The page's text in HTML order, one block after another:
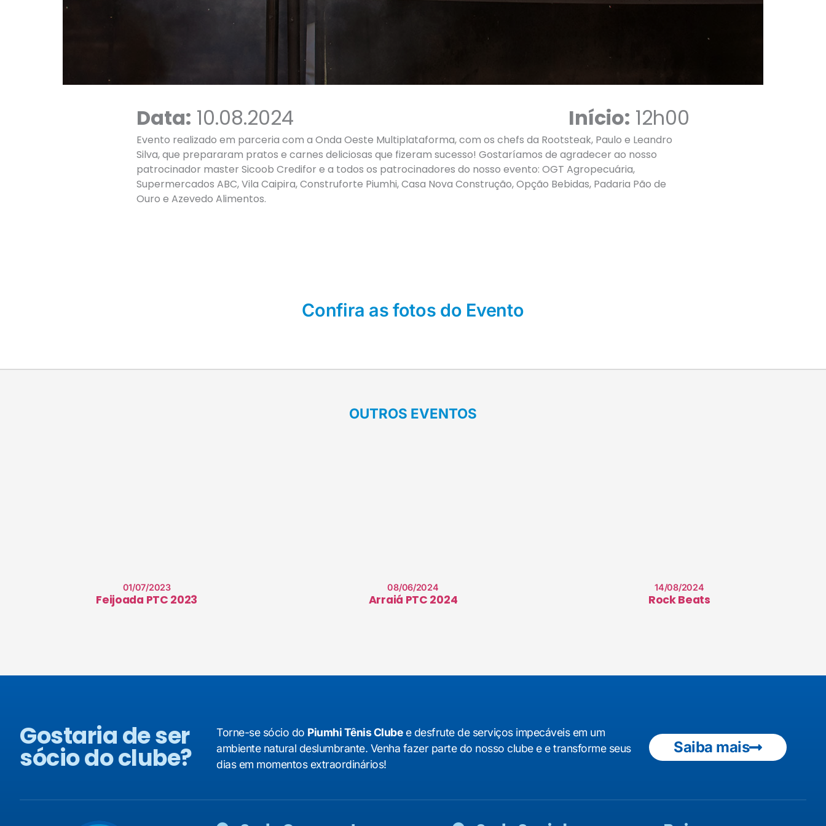
Data: 10.08.2024 Início: 12h00
Evento realizado em parceria com a Onda Oeste Multiplataforma, com os chefs da Rootsteak, Paulo e Leandro
Silva, que prepararam pratos e carnes deliciosas que fizeram sucesso! Gostaríamos de agradecer ao nosso
patrocinador master Sicoob Credifor e a todos os patrocinadores do nosso evento: OGT Agropecuária,
Supermercados ABC, Vila Caipira, Construforte Piumhi, Casa Nova Construção, Opção Bebidas, Padaria Pão de
Ouro e Azevedo Alimentos.
Confira as fotos do Evento
OUTROS EVENTOS
01/07/2023
Feijoada PTC 2023
08/06/2024
Arraiá PTC 2024
14/08/2024
Rock Beats
Gostaria de ser
sócio do clube?
Torne-se sócio do Piumhi Tênis Clubee desfrute de serviços impecáveis em um
ambiente natural deslumbrante. Venha fazer parte do nosso clube e e transforme seus
dias em momentos extraordinários!
Saiba mais